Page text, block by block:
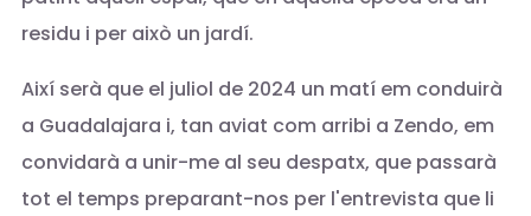
residu i per això un jardí.
Així serà que el juliol de 2024 un matí em conduirà
a Guadalajara i, tan aviat com arribi a Zendo, em
convidarà a unir-me al seu despatx, que passarà
tot el temps preparant-nos per l'entrevista que li